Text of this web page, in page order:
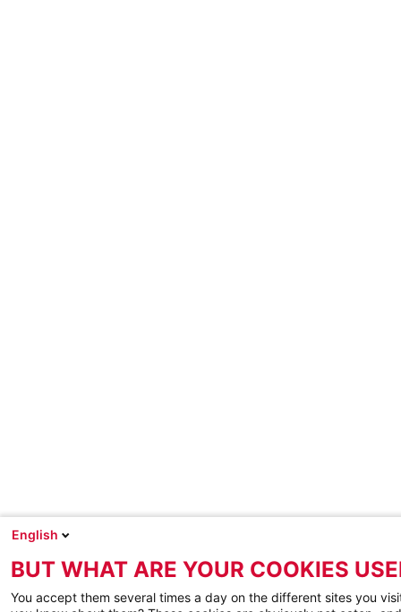
English
BUT WHAT ARE YOUR COOKIES
You accept them several times a day on the different sites you